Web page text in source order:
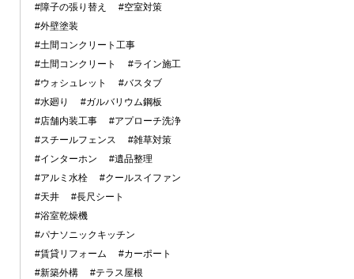
#障子の張り替え
#空室対策
#外壁塗装
#土間コンクリート工事
#土間コンクリート
#ライン施工
#ウォシュレット
#バスタブ
#水廻り
#ガルバリウム鋼板
#店舗内装工事
#アプローチ洗浄
#スチールフェンス
#雑草対策
#インターホン
#遺品整理
#アルミ水栓
#クールスイファン
#天井
#長尺シート
#浴室乾燥機
#パナソニックキッチン
#賃貸リフォーム
#カーポート
#新築外構
#テラス屋根